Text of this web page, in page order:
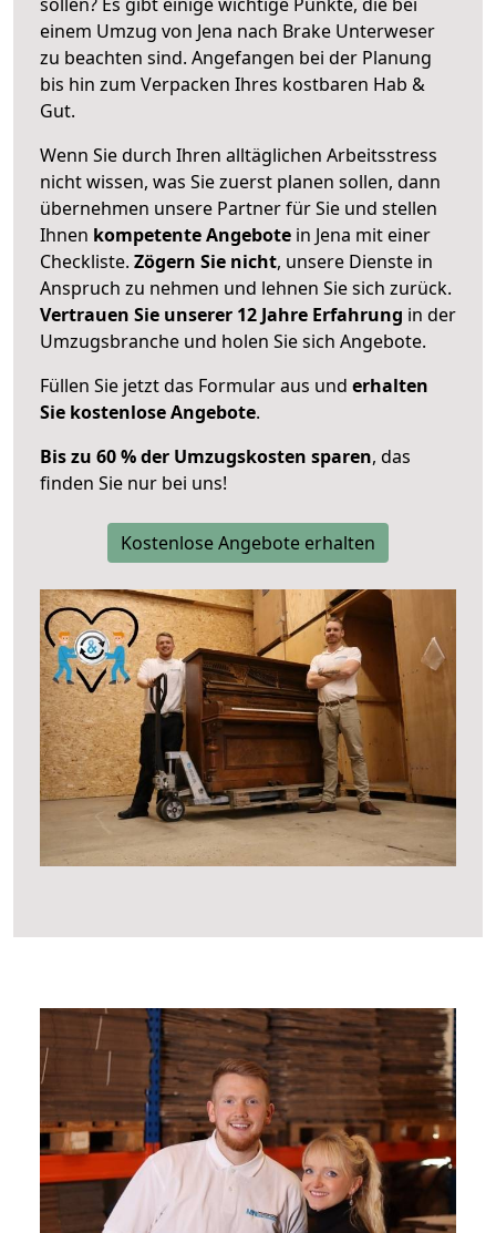
einem Umzug von Jena nach Brake Unterweser
zu beachten sind. Angefangen bei der Planung
bis hin zum Verpacken Ihres kostbaren Hab &
Gut.
Wenn Sie durch Ihren alltäglichen Arbeitsstress
nicht wissen, was Sie zuerst planen sollen, dann
übernehmen unsere Partner für Sie und stellen
Ihnen kompetente Angebote in Jena mit einer
Checkliste. Zögern Sie nicht, unsere Dienste in
Anspruch zu nehmen und lehnen Sie sich zurück.
Vertrauen Sie unserer 12 Jahre Erfahrung in der
Umzugsbranche und holen Sie sich Angebote.
Füllen Sie jetzt das Formular aus und erhalten
Sie kostenlose Angebote.
Bis zu 60 % der Umzugskosten sparen, das
finden Sie nur bei uns!
Kostenlose Angebote erhalten